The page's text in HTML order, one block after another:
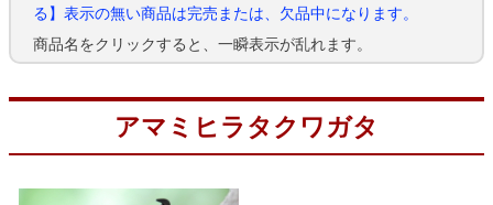
る】表示の無い商品は完売または、欠品中になります。
商品名をクリックすると、一瞬表示が乱れます。
アマミヒラタクワガタ